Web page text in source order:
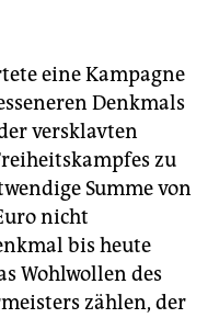
eine Kampagne
Denkmals
versklavten
zu
Summe von
nicht
bis heute
Wohlwollen des
zählen, der